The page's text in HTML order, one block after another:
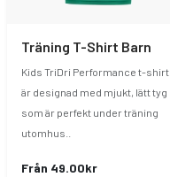
Träning T-Shirt Barn
Kids TriDri Performance t-shirt
är designad med mjukt, lätt tyg
som är perfekt under träning
utomhus..
Från 49.00kr